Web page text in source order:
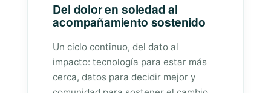
Del dolor en soledad al
acompañamiento sostenido
Un ciclo continuo, del dato al
impacto: tecnología para estar más
cerca, datos para decidir mejor y